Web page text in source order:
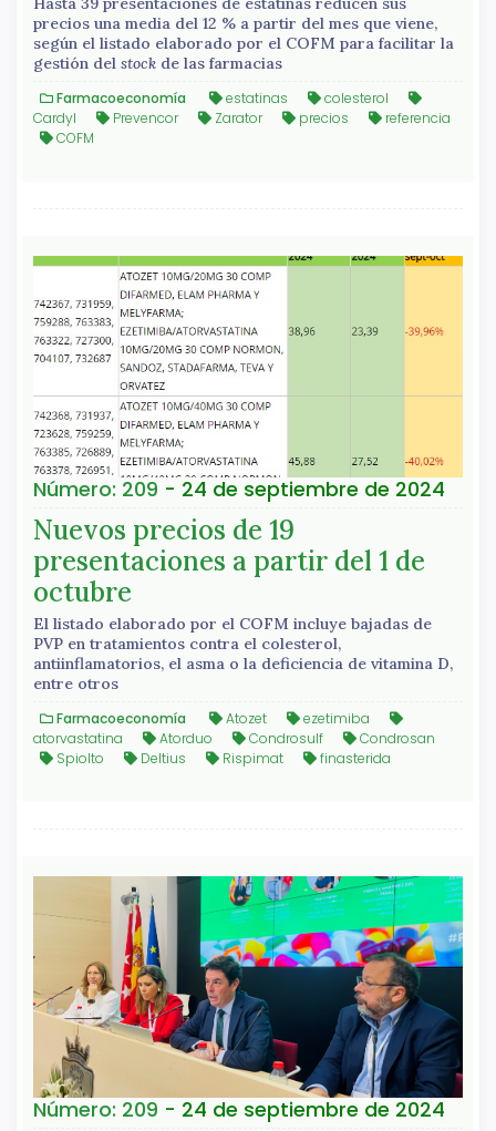
precios una media del 12 % a partir del mes que viene,
según el listado elaborado por el COFM para facilitar la
gestión del stock de las farmacias
Farmacoeconomía estatinas
colesterol
Cardyl
Prevencor Zarator precios
referencia
COFM
Número: 209 - 24 de septiembre de 2024
Nuevos precios de 19
presentaciones a partir del 1 de
octubre
El listado elaborado por el COFM incluye bajadas de
PVP en tratamientos contra el colesterol,
antiinflamatorios, el asma o la deficiencia de vitamina D,
entre otros
Farmacoeconomía Atozet
ezetimiba
atorvastatina
Atorduo Condrosulf
Condrosan
Spiolto
Deltius Rispimat finasterida
Número: 209 - 24 de septiembre de 2024